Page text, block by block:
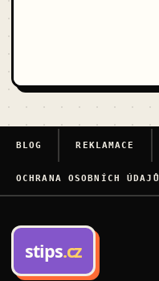
BLOG REKLAMACE
OCHRANA OSOBNÍCH ÚDAJŮ
stips.cz